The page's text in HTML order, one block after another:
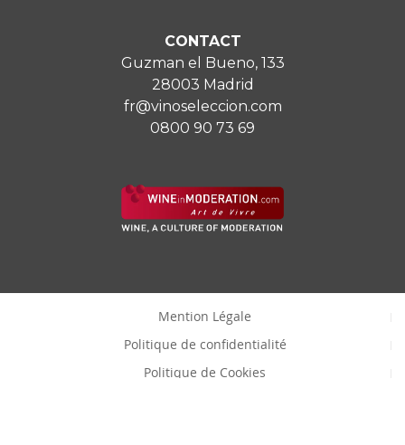
CONTACT
Guzman el Bueno, 133
28003 Madrid
fr@vinoseleccion.com
0800 90 73 69
Mention Légale
Politique de confidentialité
Politique de Cookies